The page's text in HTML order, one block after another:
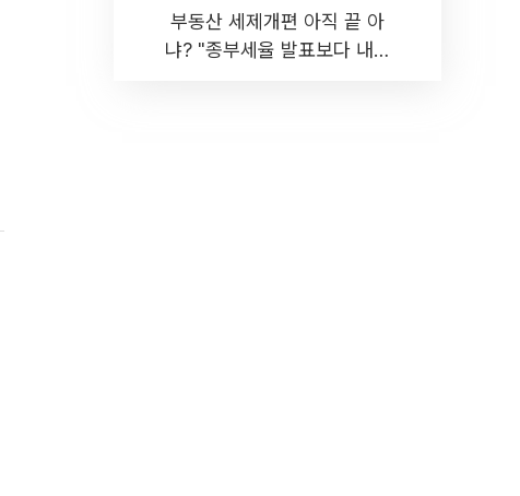
부동산 세제개편 아직 끝 아
냐? "종부세율 발표보다 내릴